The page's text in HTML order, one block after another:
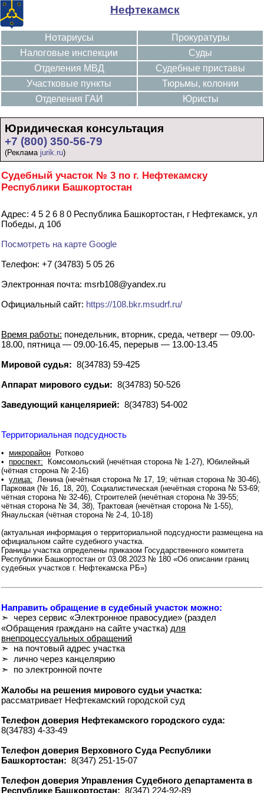
Нефтекамск
Нотариусы
Налоговые инспекции
Отделения МВД
Участковые пункты
Отделения ГАИ
Прокуратуры
Суды
Судебные приставы
Тюрьмы, колонии
Юристы
Юридическая консультация
+7 (800) 350-56-79
(Реклама jurik.ru)
Судебный участок № 3 по г. Нефтекамску
Республики Башкортостан
Адрес: 4 5 2 6 8 0 Республика Башкортостан, г Нефтекамск, ул
Победы, д 10б
Посмотреть на карте Google
Телефон: +7 (34783) 5 05 26
Электронная почта: msrb108@yandex.ru
Официальный сайт: https://108.bkr.msudrf.ru/
Время работы: понедельник, вторник, среда, четверг — 09.00-
18.00, пятница — 09.00-16.45, перерыв — 13.00-13.45
Мировой судья: 8(34783) 59-425
Аппарат мирового судьи: 8(34783) 50-526
Заведующий канцелярией: 8(34783) 54-002
Территориальная подсудность
• микрорайон Ротково
• проспект: Комсомольский (нечётная сторона № 1-27), Юбилейный
(чётная сторона № 2-16)
• улица: Ленина (нечётная сторона № 17, 19; чётная сторона № 30-46),
Парковая (№ 16, 18, 20), Социалистическая (нечётная сторона № 53-69;
чётная сторона № 32-46), Строителей (нечётная сторона № 39-55;
чётная сторона № 34, 38), Трактовая (нечётная сторона № 1-55),
Янаульская (чётная сторона № 2-4, 10-18)
(актуальная информация о территориальной подсудности размещена на
официальном сайте судебного участка.
Границы участка определены приказом Государственного комитета
Республики Башкортостан от 03.08.2023 № 180 «Об описании границ
судебных участков г. Нефтекамска РБ»)
Направить обращение в судебный участок можно:
➣ через сервис «Электронное правосудие» (раздел
«Обращения граждан» на сайте участка) для
внепроцессуальных обращений
➣ на почтовый адрес участка
➣ лично через канцелярию
➣ по электронной почте
Жалобы на решения мирового судьи участка:
рассматривает Нефтекамский городской суд
Телефон доверия Нефтекамского городского суда:
8(34783) 4-33-49
Телефон доверия Верховного Суда Республики
Башкортостан: 8(347) 251-15-07
Телефон доверия Управления Судебного департамента в
Республике Башкортостан: 8(347) 224-92-89